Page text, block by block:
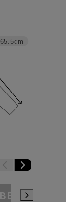
65.5cm
BE3 BE4